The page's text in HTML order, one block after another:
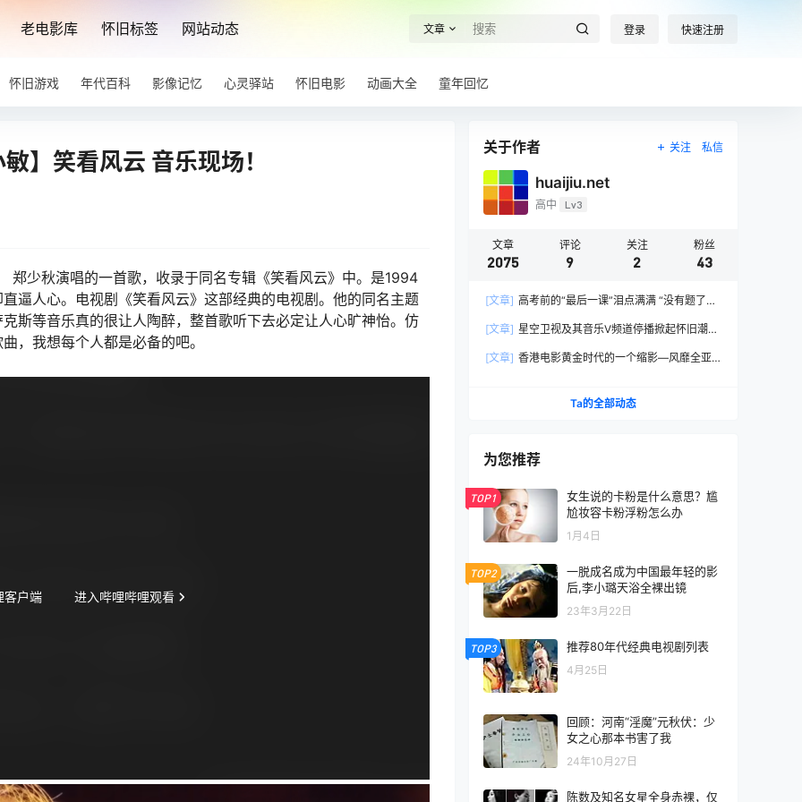
老电影库 怀旧标签 网站动态 文章 登录 快速注册
怀旧游戏 年代百科 影像记忆 心灵驿站 怀旧电影 动画大全 童年回忆
】笑看风云 音乐现场！
郑少秋演唱的一首歌，收录于同名专辑《笑看风云》中。是1994
逼人心。电视剧《笑看风云》这部经典的电视剧。他的同名主题
斯等音乐真的很让人陶醉，整首歌听下去必定让人心旷神怡。仿
，我想每个人都是必备的吧。
关于作者 关注 私信
huaijiu.net
高中 Lv3
文章
2075
评论
9
关注
2
粉丝
43
[文章] 高考前的“最后一课”泪点满满 “没有题了，
高考！
[文章] 星空卫视及其音乐V频道停播掀起怀旧潮，
[文章] 香港电影黄金时代的一个缩影—风靡全亚
Ta的全部动态
为您推荐
TOP1
女生说的卡粉是什么意思？尴
尬妆容卡粉浮粉怎么办
1月4日
TOP2
一脱成名成为中国最年轻的影
后,李小璐天浴全裸出镜
23年3月22日
TOP3 推荐80年代经典电视剧列表
4月25日
回顾：河南“淫魔”元秋伏：少
女之心那本书害了我
24年10月27日
陈数及知名女星全身赤裸，仅